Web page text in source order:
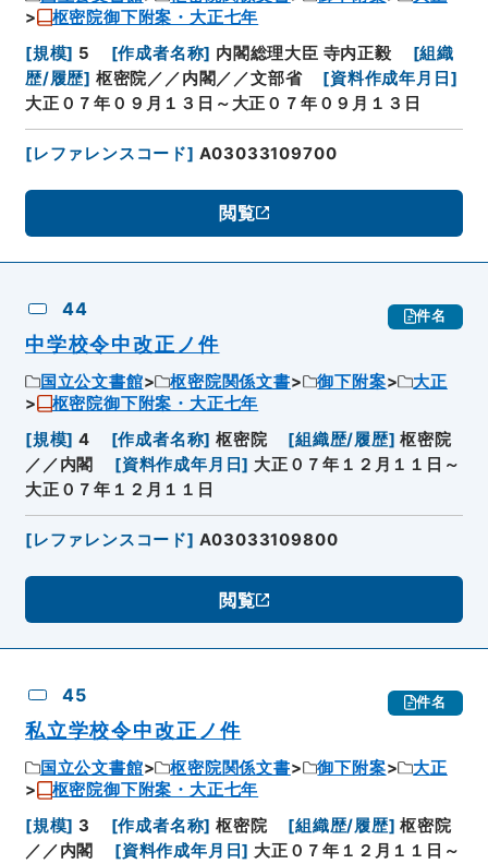
枢密院御下附案・大正七年
[規模] 5 [作成者名称] 内閣総理大臣 寺内正毅 [組織
歴/履歴] 枢密院／／内閣／／文部省 [資料作成年月日 ]
大正０７年０９月１３日～大正０７年０９月１３日
[レファレンスコード] A03033109700
閲覧
44 件名
中学校令中改正ノ件
国立公文書館 枢密院関係文書 御下附案
大正
枢密院御下附案・大正七年
[規模] 4 [作成者名称] 枢密院 [組織歴/履歴] 枢密院
／／内閣
[資料作成年月日] 大正０７年１２月１１日～
大正０７年１２月１１日
[レファレンスコード] A03033109800
閲覧
45 件名
私立学校令中改正ノ件
国立公文書館 枢密院関係文書 御下附案
大正
枢密院御下附案・大正七年
[規模] 3 [作成者名称] 枢密院 [組織歴/履歴] 枢密院
／／内閣
[資料作成年月日] 大正０７年１２月１１日～